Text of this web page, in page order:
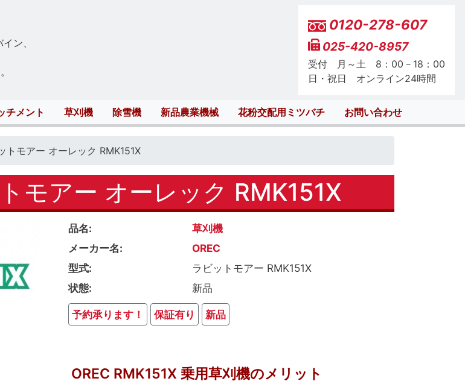
ン、
0120-278-607
025-420-8957
受付 月～土 8：00－18：00
日・祝日 オンライン24時間
チメント 草刈機 除雪機 新品農業機械 花粉交配用ミツバチ お問い合わせ
モアー オーレック RMK151X
モアー オーレック RMK151X
品名
草刈機
メーカー名
OREC
型式
ラビットモアー RMK151X
状態
新品
予約承ります！ 保証有り 新品
OREC RMK151X 乗用草刈機のメリット